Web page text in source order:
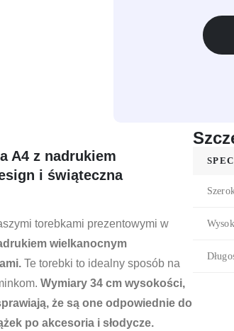
A4 z nadrukiem
i świąteczna
torebkami prezentowymi w
wielkanocnym
Te torebki to idealny sposób na
Wymiary 34 cm wysokości,
że są one odpowiednie do
po akcesoria i słodycze.